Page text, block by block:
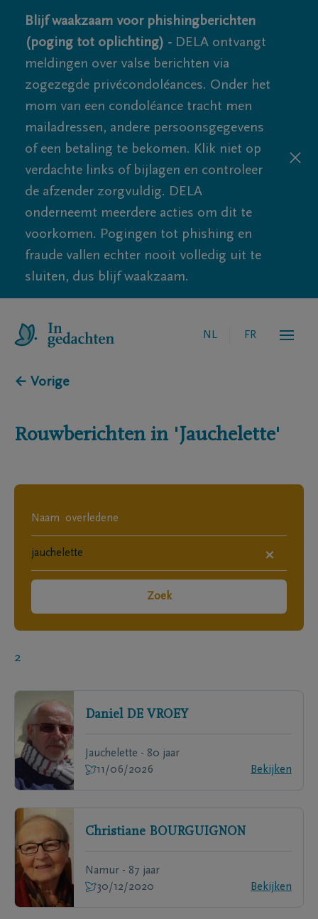
Blijf waakzaam voor phishingberichten
(poging tot oplichting) - DELA ontvangt
meldingen over valse berichten via
zogezegde privécondoléances. Onder het
mom van een condoléance tracht men
mailadressen, andere persoonsgegevens
of een betaling te bekomen. Klik niet op
verdachte links of bijlagen en controleer
de afzender zorgvuldig. DELA
onderneemt meerdere acties om dit te
voorkomen. Pogingen tot phishing en
fraude vallen echter nooit volledig uit te
sluiten, dus blijf waakzaam.
NL FR
← Vorige
Rouwberichten in 'Jauchelette'
×
Zoek
2
Daniel DE VROEY
Jauchelette - 80 jaar
11/06/2026
Bekijken
Christiane BOURGUIGNON
Namur - 87 jaar
30/12/2020
Bekijken